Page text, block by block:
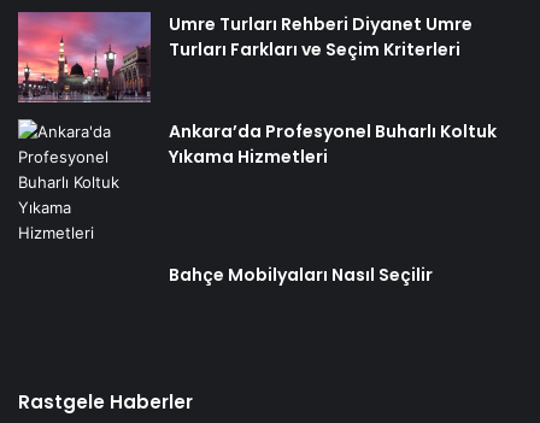
Umre Turları Rehberi Diyanet Umre
Turları Farkları ve Seçim Kriterleri
Ankara’da Profesyonel Buharlı Koltuk
Yıkama Hizmetleri
Bahçe Mobilyaları Nasıl Seçilir
Rastgele Haberler